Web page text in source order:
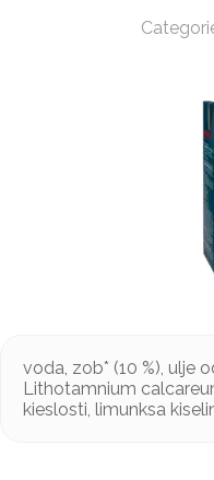
voda, zob* (10 %), ulje
Lithotamnium
kieslosti, limunksa